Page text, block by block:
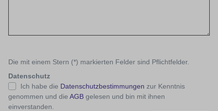
Die mit einem Stern (*) markierten Felder sind Pflichtfelder.
Datenschutz
Ich habe die Datenschutzbestimmungen zur Kenntnis
genommen und die AGB gelesen und bin mit ihnen
einverstanden.